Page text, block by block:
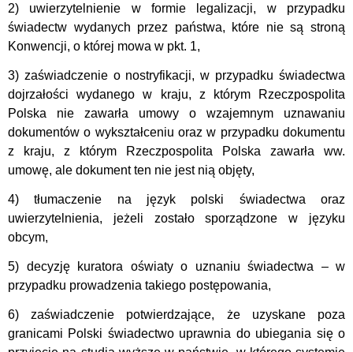
2) uwierzytelnienie w formie legalizacji, w przypadku
świadectw wydanych przez państwa, które nie są stroną
Konwencji, o której mowa w pkt. 1,
3) zaświadczenie o nostryfikacji, w przypadku świadectwa
dojrzałości wydanego w kraju, z którym Rzeczpospolita
Polska nie zawarła umowy o wzajemnym uznawaniu
dokumentów o wykształceniu oraz w przypadku dokumentu
z kraju, z którym Rzeczpospolita Polska zawarła ww.
umowę, ale dokument ten nie jest nią objęty,
4) tłumaczenie na język polski świadectwa oraz
uwierzytelnienia, jeżeli zostało sporządzone w języku
obcym,
5) decyzję kuratora oświaty o uznaniu świadectwa – w
przypadku prowadzenia takiego postępowania,
6) zaświadczenie potwierdzające, że uzyskane poza
granicami Polski świadectwo uprawnia do ubiegania się o